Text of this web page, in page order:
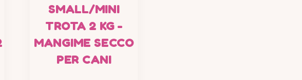
SMALL/MINI
TROTA 2 KG -
MANGIME SECCO
PER CANI